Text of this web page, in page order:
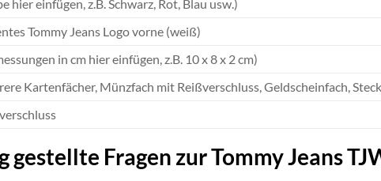
hier einfügen, z.B. Schwarz, Rot, Blau usw.)
Tommy Jeans Logo vorne (weiß)
in cm hier einfügen, z.B. 10 x 8 x 2 cm)
Kartenfächer, Münzfach mit Reißverschluss, Geldscheinfach,
gestellte Fragen zur Tommy Jeans